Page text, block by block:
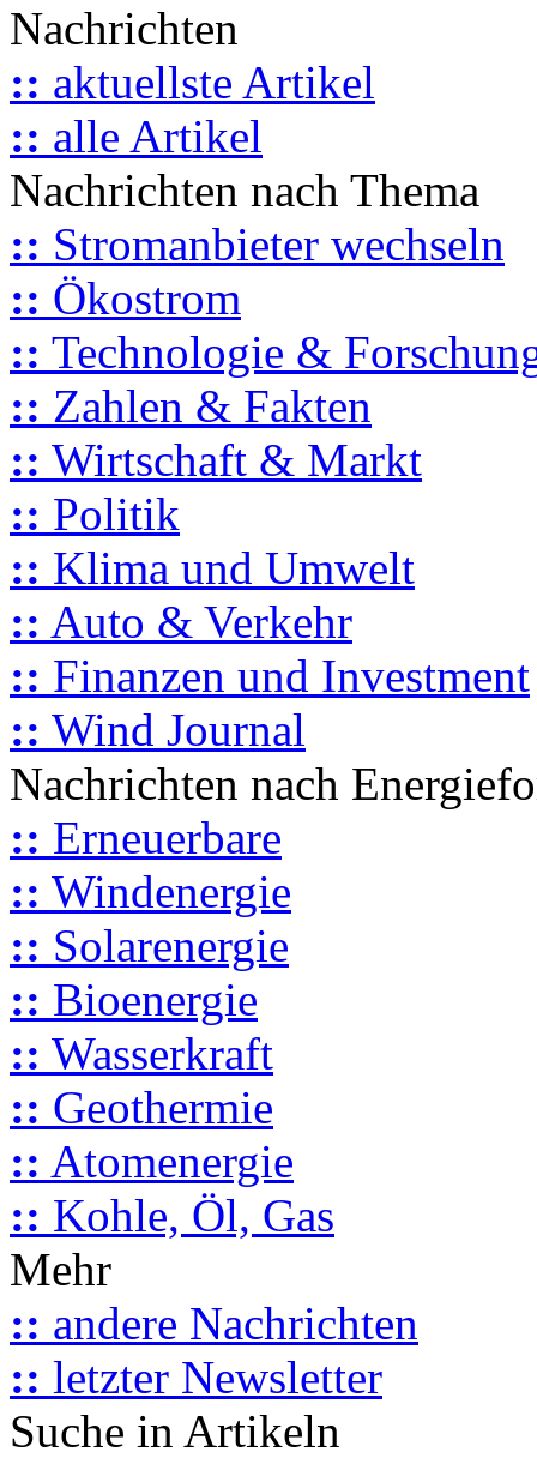
Nachrichten
:: aktuellste Artikel
:: alle Artikel
Nachrichten nach Thema
:: Stromanbieter wechseln
:: Ökostrom
:: Technologie &
:: Zahlen & Fakten
:: Wirtschaft & Markt
:: Politik
:: Klima und Umwelt
:: Auto & Verkehr
:: Finanzen und Investment
:: Wind Journal
Nachrichten nach
:: Erneuerbare
:: Windenergie
:: Solarenergie
:: Bioenergie
:: Wasserkraft
:: Geothermie
:: Atomenergie
:: Kohle, Öl, Gas
Mehr
:: andere Nachrichten
:: letzter Newsletter
Suche in Artikeln